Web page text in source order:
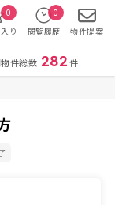
件総数 282件
り
0
閲覧履歴
0
物件提案